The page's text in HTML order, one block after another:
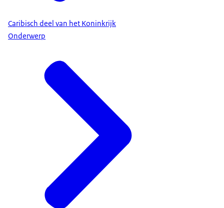
Caribisch deel van het Koninkrijk
Onderwerp